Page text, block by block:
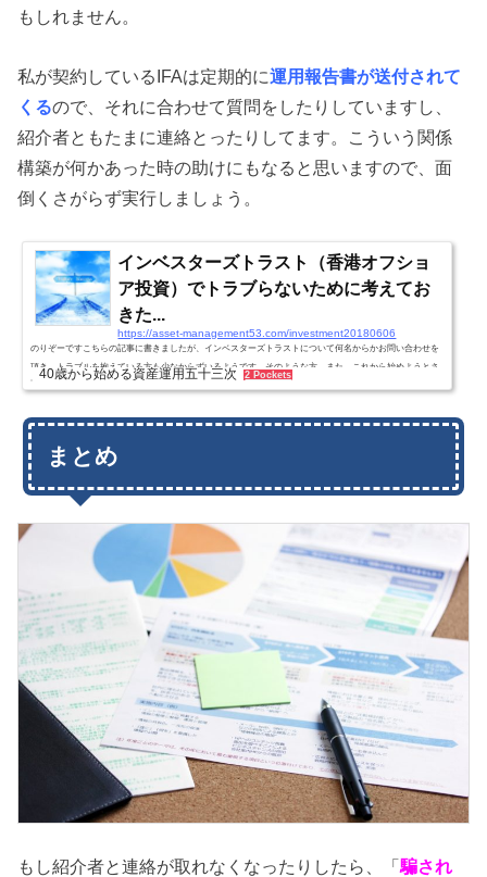
もしれません。
私が契約しているIFAは定期的に運用報告書が送付されて
くるので、それに合わせて質問をしたりしていますし、
紹介者ともたまに連絡とったりしてます。こういう関係
構築が何かあった時の助けにもなると思いますので、面
倒くさがらず実行しましょう。
インベスターズトラスト（香港オフショ
ア投資）でトラブらないために考えてお
きた...
https://asset-management53.com/investment20180606
のりぞーですこちらの記事に書きましたが、インベスターズトラストについて何名からかお問い合わせを
頂き、トラブルを抱えている方も少なからずいるようです。そのような方、また、これから始めようとさ
まると思います。日本の投資信託や保険とはだいぶ異なる性質を持つのできちんと理解しなくてはなりま
せん。これを理解せぬままブ...
40歳から始める資産運用五十三次 2 Pockets
まとめ
もし紹介者と連絡が取れなくなったりしたら、「騙され